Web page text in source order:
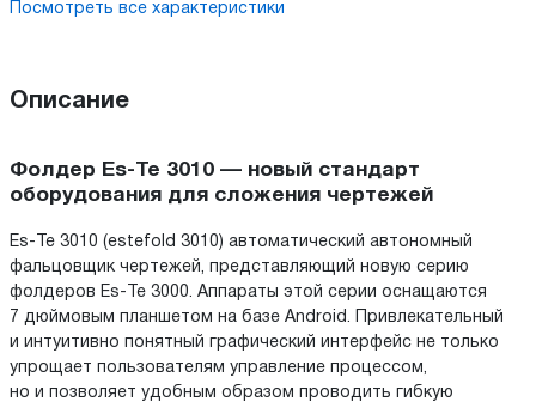
Посмотреть все характеристики
Описание
Фолдер Es-Te 3010 — новый стандарт
оборудования для сложения чертежей
Es-Te 3010 (estefold 3010) автоматический автономный
фальцовщик чертежей, представляющий новую серию
фолдеров Es-Te 3000. Аппараты этой серии оснащаются
7 дюймовым планшетом на базе Android. Привлекательный
и интуитивно понятный графический интерфейс не только
упрощает пользователям управление процессом,
но и позволяет удобным образом проводить гибкую